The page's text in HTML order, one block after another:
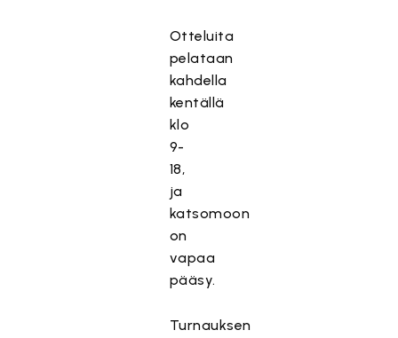
Otteluita
pelataan
kahdella
kentällä
klo
9-
18,
ja
katsomoon
on
vapaa
pääsy.
Turnauksen